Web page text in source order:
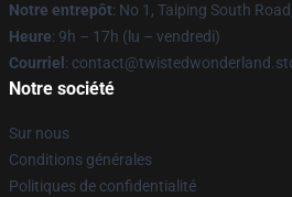
Notre entrepôt: No 1, Taiping South
Heure: 9h – 17h (lu – vendredi)
Courriel :
Notre société
Sur nous
Conditions générales
Politiques de confidentialité